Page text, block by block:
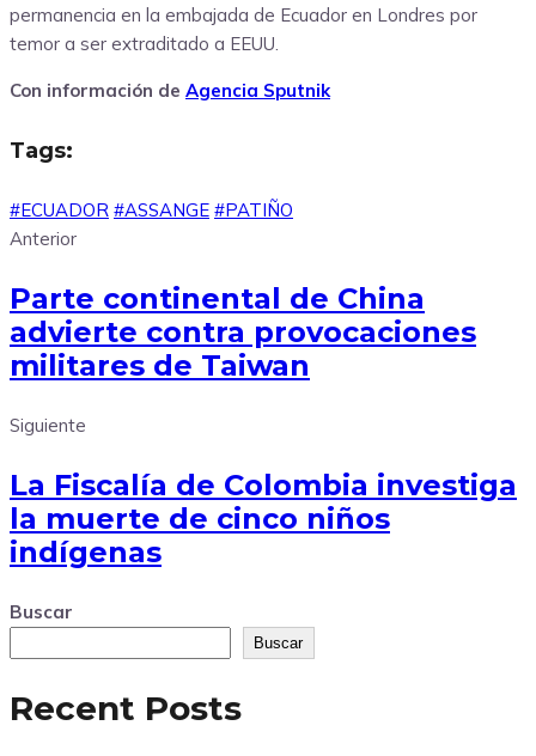
permanencia en la embajada de Ecuador en Londres por
temor a ser extraditado a EEUU.
Con información de Agencia Sputnik
Tags:
#ECUADOR #ASSANGE #PATIÑO
Anterior
Parte continental de China
advierte contra provocaciones
militares de Taiwan
Siguiente
La Fiscalía de Colombia investiga
la muerte de cinco niños
indígenas
Buscar
Buscar
Recent Posts